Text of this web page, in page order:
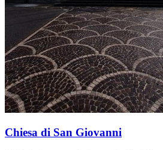
Chiesa di San Giovanni